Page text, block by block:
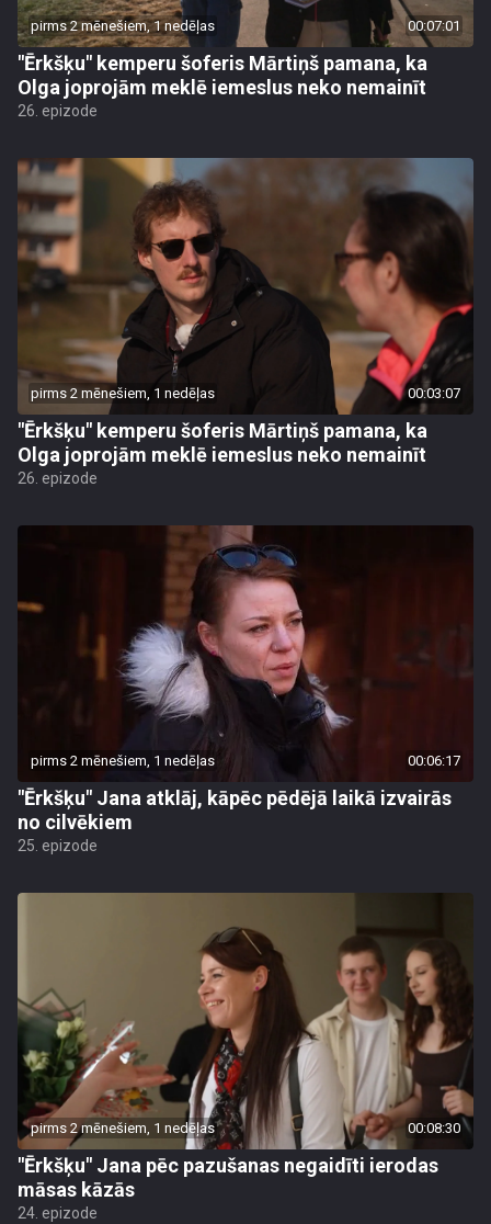
pirms 2 mēnešiem, 1 nedēļas 00:07:01
"Ērkšķu" kemperu šoferis Mārtiņš pamana, ka
Olga joprojām meklē iemeslus neko nemainīt
26. epizode
pirms 2 mēnešiem, 1 nedēļas 00:03:07
"Ērkšķu" kemperu šoferis Mārtiņš pamana, ka
Olga joprojām meklē iemeslus neko nemainīt
26. epizode
pirms 2 mēnešiem, 1 nedēļas 00:06:17
"Ērkšķu" Jana atklāj, kāpēc pēdējā laikā izvairās
no cilvēkiem
25. epizode
pirms 2 mēnešiem, 1 nedēļas 00:08:30
"Ērkšķu" Jana pēc pazušanas negaidīti ierodas
māsas kāzās
24. epizode